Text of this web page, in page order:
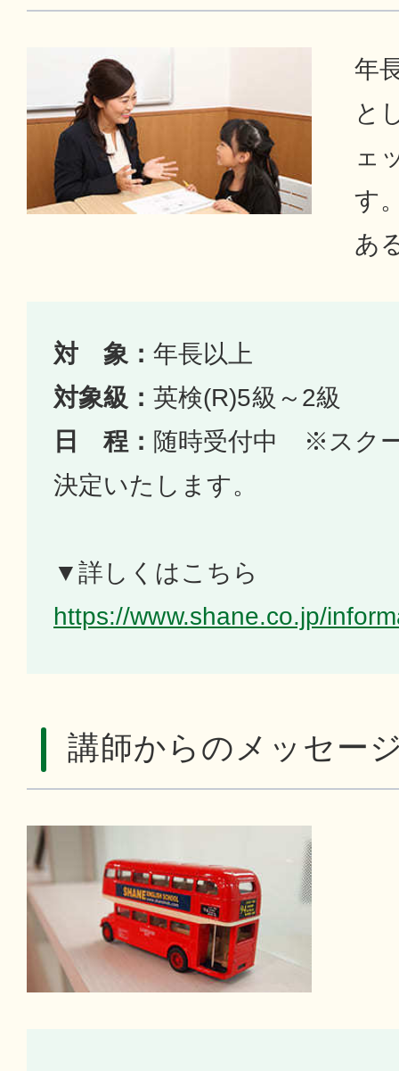
年
と
ェ
す
あ
対 象：年長以上
対象級：英検(R)5級～2級
日 程： 随時受付中 ※スク
決定いたします。
▼詳しくはこちら
https://www.shane.co.jp/
講師からのメッセー